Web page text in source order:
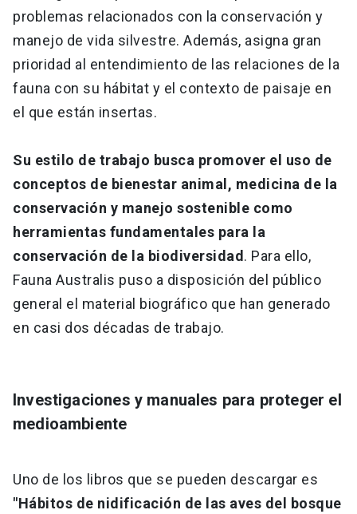
problemas relacionados con la conservación y
manejo de vida silvestre. Además, asigna gran
prioridad al entendimiento de las relaciones de la
fauna con su hábitat y el contexto de paisaje en
el que están insertas.
Su estilo de trabajo busca promover el uso de
conceptos de bienestar animal, medicina de la
conservación y manejo sostenible como
herramientas fundamentales para la
conservación de la biodiversidad . Para ello,
Fauna Australis puso a disposición del público
general el material biográfico que han generado
en casi dos décadas de trabajo.
Investigaciones y manuales para proteger el
medioambiente
Uno de los libros que se pueden descargar es
"Hábitos de nidificación de las aves del bosque